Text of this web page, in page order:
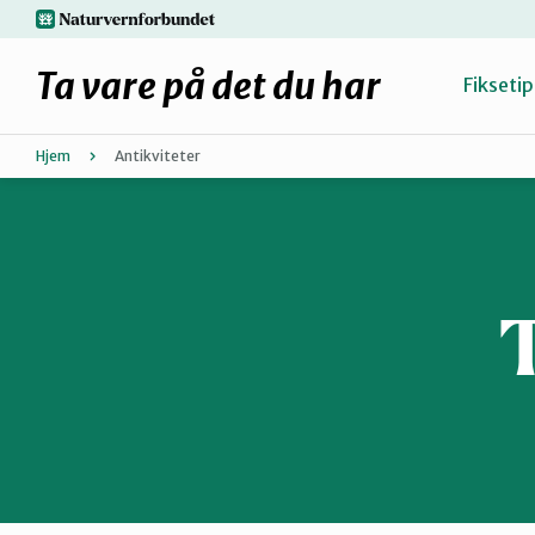
Hopp
til
hovedinnhold
naturvernforbundet.no
Ta vare på det du har
Hjem Antikviteter